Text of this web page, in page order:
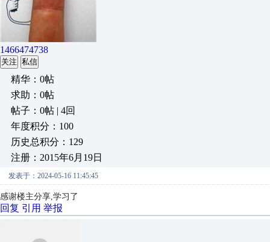
1466474738
关注 私信
精华：0帖
求助：0帖
帖子：0帖 | 4回
年度积分：100
历史总积分：129
注册：2015年6月19日
发表于：2024-05-16 11:45:45
感谢楼主分享,学习了
回复 引用 举报